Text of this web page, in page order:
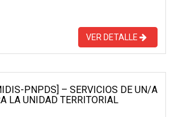
VER DETALLE
PNPDS] – SERVICIOS DE UN/A
LA UNIDAD TERRITORIAL